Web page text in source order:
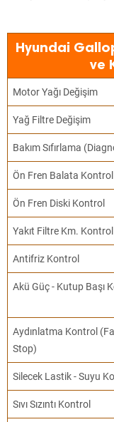
Hyundai
ve
Motor Yağı Değişim
Yağ Filtre Değişim
Bakım Sıfırlama
Ön Fren Balata Kontrol
Ön Fren Diski Kontrol
Yakıt Filtre Km. Kontrol
Antifriz Kontrol
Akü Güç - Kutup Başı
Aydınlatma Kontrol
Stop)
Silecek Lastik - Suyu
Sıvı Sızıntı Kontrol